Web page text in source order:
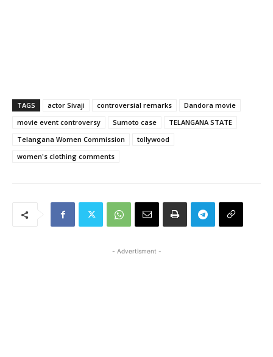
TAGS actor Sivaji controversial remarks
Dandora movie
movie event controversy
Sumoto case
TELANGANA STATE
Telangana Women Commission
tollywood
women's clothing comments
- Advertisment -